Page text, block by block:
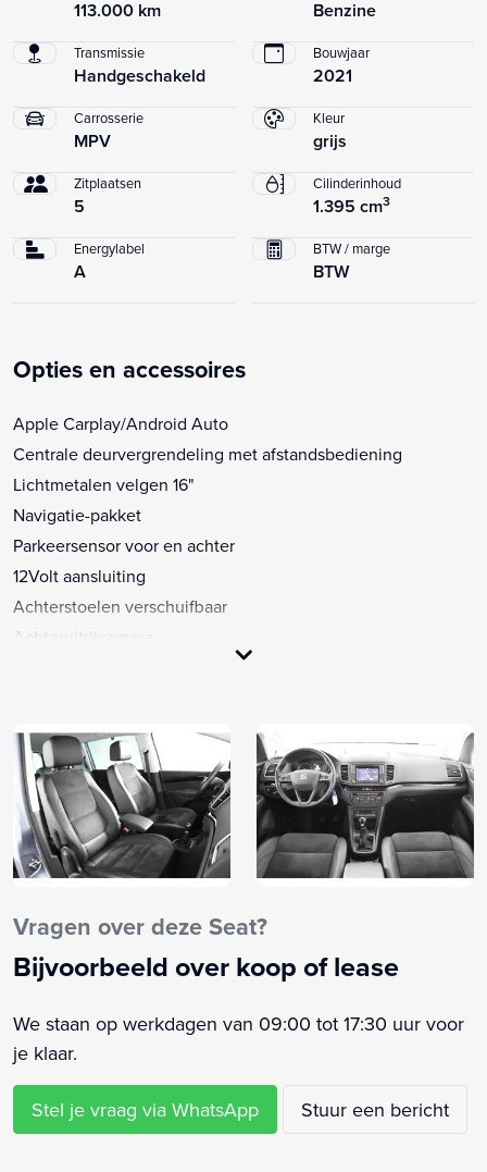
113.000 km Benzine
Transmissie
Handgeschakeld
Bouwjaar
2021
Carrosserie
MPV
Kleur
grijs
Zitplaatsen
5
Cilinderinhoud
1.395 cm3
Energylabel
A
BTW / marge
BTW
Opties en accessoires
Apple Carplay/Android Auto
Centrale deurvergrendeling met afstandsbediening
Lichtmetalen velgen 16"
Navigatie-pakket
Parkeersensor voor en achter
12Volt aansluiting
Achterstoelen verschuifbaar
Achteruitrijcamera
Airbag(s) knie
Airbag(s) side voor
Airbag bestuurder
Airbag passagier
Airco
Airco (automatisch)
Alarm klasse 1(startblokkering)
Android Auto
Anti doorSlip Regeling
Apple CarPlay
Armsteun
Armsteun voor
Vragen over deze Seat?
Bijvoorbeeld over koop of lease
We staan op werkdagen van 09:00 tot 17:30 uur voor
je klaar.
Stel je vraag via WhatsApp Stuur een bericht